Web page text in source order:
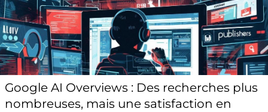
Google AI Overviews : Des recherches plus
nombreuses, mais une satisfaction en